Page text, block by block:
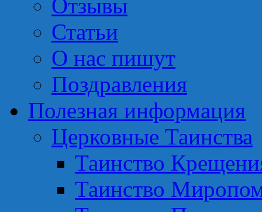
Отзывы
Статьи
О нас пишут
Поздравления
Полезная информация
Церковные Таинства
Таинство
Таинство